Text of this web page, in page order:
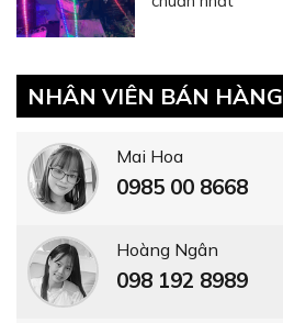
NHÂN VIÊN BÁN HÀNG
Mai Hoa
0985 00 8668
Hoàng Ngân
098 192 8989